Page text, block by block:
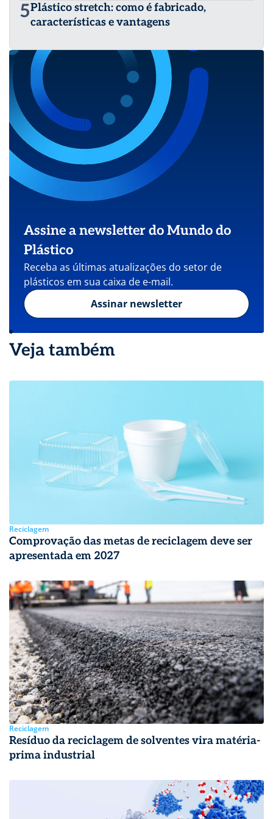
5Plástico stretch: como é fabricado,
características e vantagens
Assine a newsletter do Mundo do
Plástico
Receba as últimas atualizações do setor de
plásticos em sua caixa de e-mail.
Assinar newsletter
Veja também
Reciclagem
Comprovação das metas de reciclagem deve ser
apresentada em 2027
Reciclagem
Resíduo da reciclagem de solventes vira matéria-
prima industrial